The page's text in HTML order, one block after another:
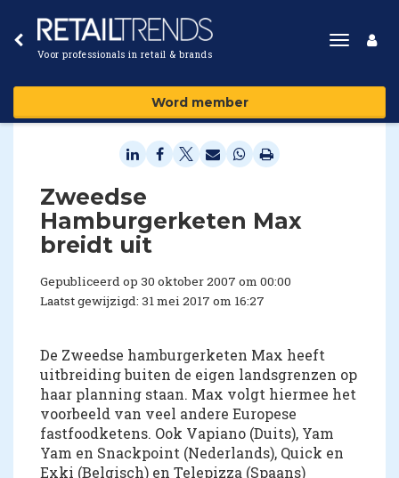
Voor professionals in retail & brands
Toggle
Word member
Zweedse
Hamburgerketen Max
breidt uit
Gepubliceerd op 30 oktober 2007 om 00:00
Laatst gewijzigd: 31 mei 2017 om 16:27
De Zweedse hamburgerketen Max heeft
uitbreiding buiten de eigen landsgrenzen op
haar planning staan. Max volgt hiermee het
voorbeeld van veel andere Europese
fastfoodketens. Ook Vapiano (Duits), Yam
Yam en Snackpoint (Nederlands), Quick en
Exki (Belgisch) en Telepizza (Spaans)